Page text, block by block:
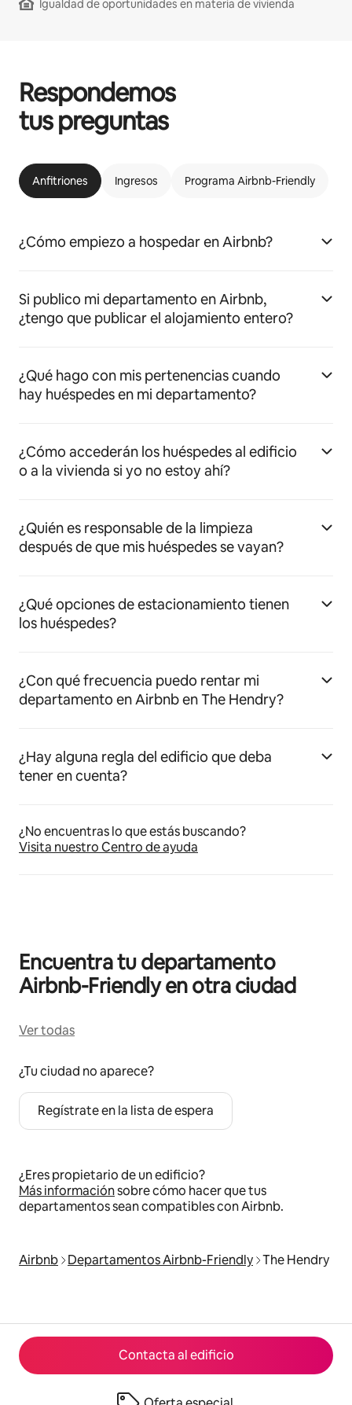
Contacta al edificio
Igualdad de oportunidades en materia de vivienda
Respondemos
tus preguntas
Anfitriones Ingresos Programa Airbnb-Friendly
¿Cómo empiezo a hospedar en Airbnb?
Si publico mi departamento en Airbnb,
¿tengo que publicar el alojamiento entero?
¿Qué hago con mis pertenencias cuando
hay huéspedes en mi departamento?
¿Cómo accederán los huéspedes al edificio
o a la vivienda si yo no estoy ahí?
¿Quién es responsable de la limpieza
después de que mis huéspedes se vayan?
¿Qué opciones de estacionamiento tienen
los huéspedes?
¿Con qué frecuencia puedo rentar mi
departamento en Airbnb en The Hendry?
¿Hay alguna regla del edificio que deba
tener en cuenta?
¿No encuentras lo que estás buscando?
Visita nuestro Centro de ayuda
Encuentra tu departamento
Airbnb-Friendly en otra ciudad
Ver todas
¿Tu ciudad no aparece?
Regístrate en la lista de espera
¿Eres propietario de un edificio?
Más informaciónsobre cómo hacer que tus
departamentos sean compatibles con Airbnb.
Airbnb Departamentos Airbnb-Friendly The Hendry